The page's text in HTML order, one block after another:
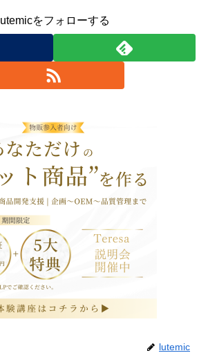
lutemicをフォローする
lutemic